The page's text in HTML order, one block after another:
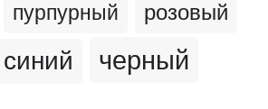
пурпурный розовый
синий черный